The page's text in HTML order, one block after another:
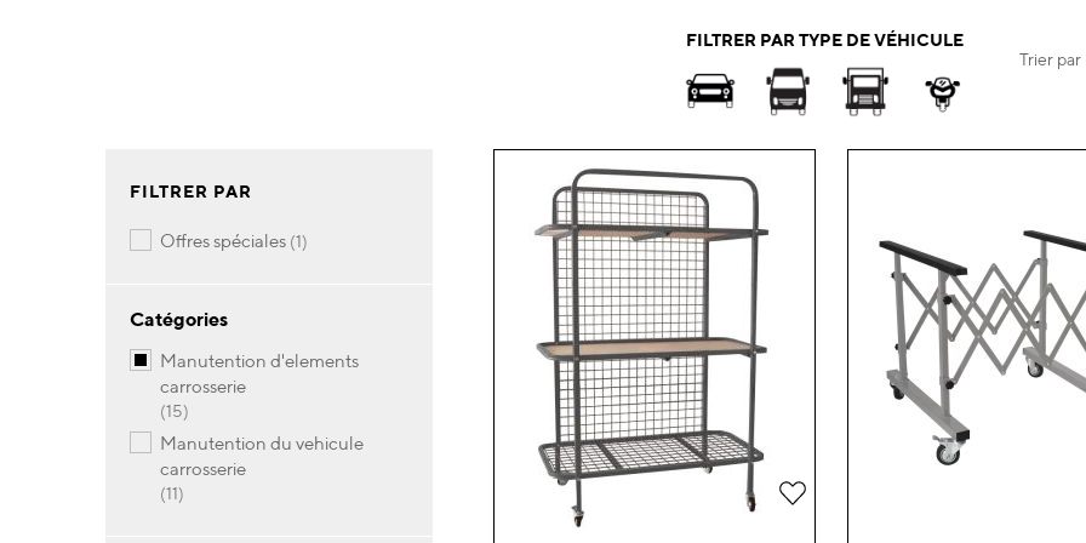
FILTRER PAR TYPE DE VÉHICULE
Trier par
Ajouter
FILTRER PAR
offres spéciales 1article
Catégories
manutention d'elements
carrosserie
15articles
manutention du vehicule
carrosserie
11articles